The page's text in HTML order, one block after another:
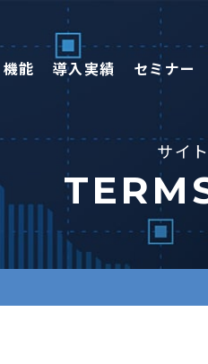
機能
導入実績 セミナー
サイ